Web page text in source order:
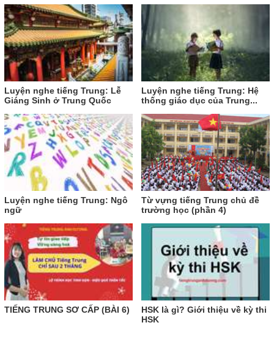
Luyện nghe tiếng Trung: Lễ
Giáng Sinh ở Trung Quốc
Luyện nghe tiếng Trung: Hệ
thống giáo dục của Trung...
Luyện nghe tiếng Trung: Ngô
ngữ
Từ vựng tiếng Trung chủ đề
trường học (phần 4)
TIẾNG TRUNG SƠ CẤP (BÀI 6)
HSK là gì? Giới thiệu về kỳ thi
HSK